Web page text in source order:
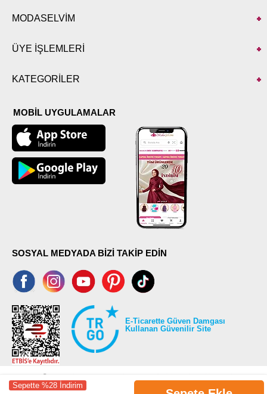
Sepette %28 İndirim
MODASELVİM
ÜYE İŞLEMLERİ
KATEGORİLER
MOBİL UYGULAMALAR
SOSYAL MEDYADA BİZİ TAKİP EDİN
E-Ticarette Güven Damgası
Kullanan Güvenilir Site